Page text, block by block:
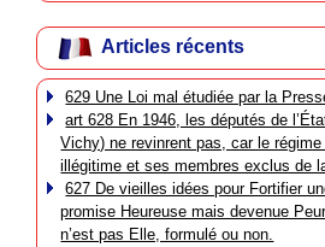
Articles récents
629 Une Loi mal étudiée par la
art 628 En 1946, les députés de
Vichy) ne revinrent pas, car le
illégitime et ses membres exclus de
627 De vieilles idées pour Fortifier
promise Heureuse mais devenue
n’est pas Elle, formulé ou non.